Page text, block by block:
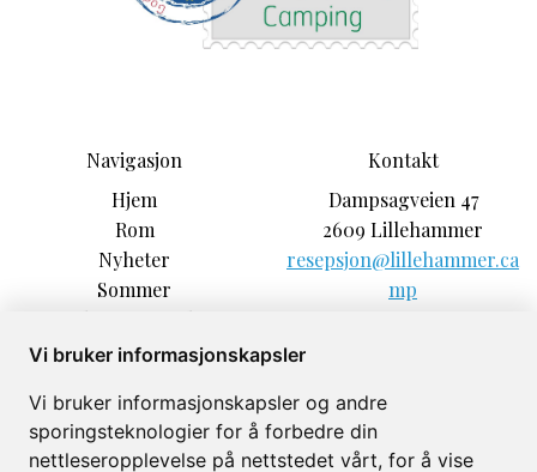
Vi bruker informasjonskapsler
Vi bruker informasjonskapsler og andre
sporingsteknologier for å forbedre din
nettleseropplevelse på nettstedet vårt, for å vise
Navigasjon
Hjem
Rom
Nyheter
Sommer
Book campingplass
Praktisk info
Vinter
Om
Kontakt
Dampsagveien 47
2609 Lillehammer
resepsjon@lillehammer.ca
mp